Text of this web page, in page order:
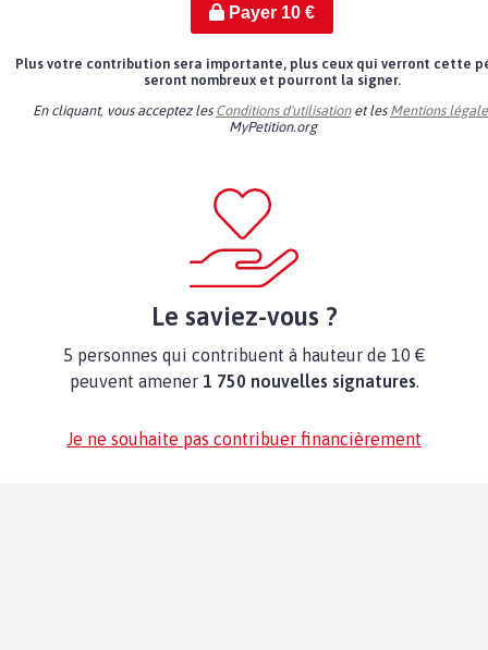
Payer 10€
Plus votre contribution sera importante, plus ceux qui verront cette
seront nombreux et pourront la signer.
En cliquant, vous acceptez les Conditions d'utilisationet les Mentions
MyPetition.org
Le saviez-vous ?
5 personnes qui contribuent à hauteur de 10 €
peuvent amener 1 750 nouvelles signatures.
Je ne souhaite pas contribuer financièrement